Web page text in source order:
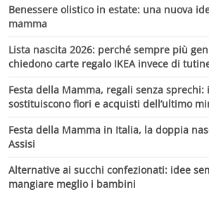
Benessere olistico in estate: una nuova
mamma
Lista nascita 2026: perché sempre più
chiedono carte regalo IKEA invece di
Festa della Mamma, regali senza
sostituiscono fiori e acquisti dell’ultimo
Festa della Mamma in Italia, la doppia
Assisi
Alternative ai succhi confezionati: idee
mangiare meglio i bambini